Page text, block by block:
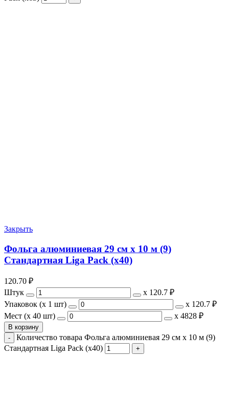
Закрыть
Фольга алюминиевая 29 см х 10 м (9)
Стандартная Liga Pack (х40)
120.70 ₽
Штук
х 120.7 ₽
Упаковок (x 1 шт)
х 120.7 ₽
Мест (x 40 шт)
х 4828 ₽
В корзину
Количество товара Фольга алюминиевая 29 см х 10 м (9)
Стандартная Liga Pack (х40)